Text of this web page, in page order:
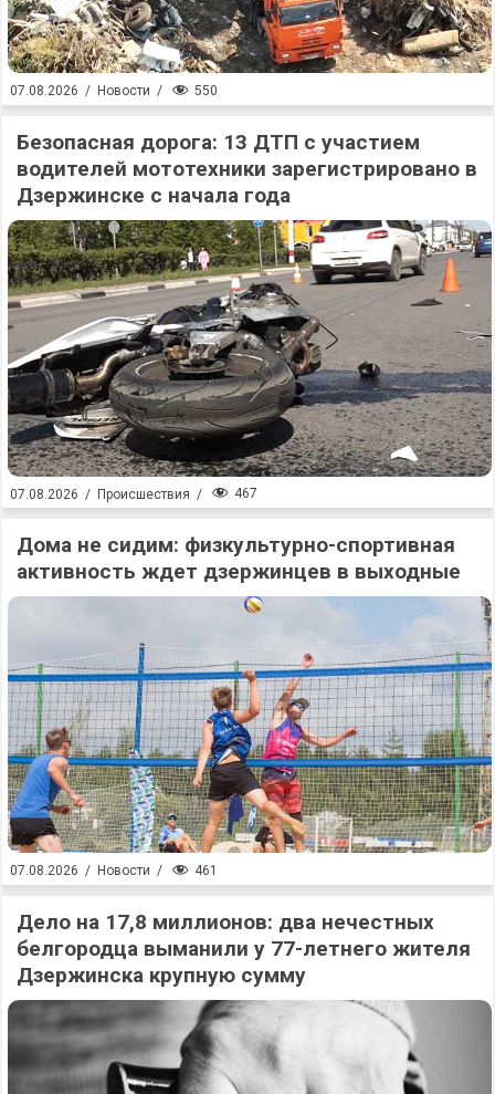
07.08.2026 / Новости / 550
Безопасная дорога: 13 ДТП с участием
водителей мототехники зарегистрировано в
Дзержинске с начала года
07.08.2026 / Происшествия / 467
Дома не сидим: физкультурно-спортивная
активность ждет дзержинцев в выходные
07.08.2026 / Новости / 461
Дело на 17,8 миллионов: два нечестных
белгородца выманили у 77-летнего жителя
Дзержинска крупную сумму